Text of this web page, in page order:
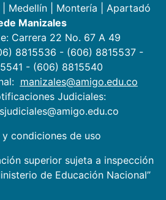
Medellín Montería
Apartadó
Manizales
Carrera 22 No. 67 A 49
8815536 - (606) 8815537 -
- (606) 8815540
manizales@amigo.edu.co
Judiciales:
y condiciones de uso
superior sujeta a inspección
de Educación Nacional”